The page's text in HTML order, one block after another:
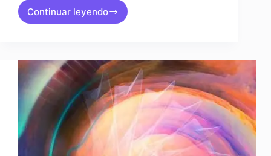
Continuar leyendo
El
Almas